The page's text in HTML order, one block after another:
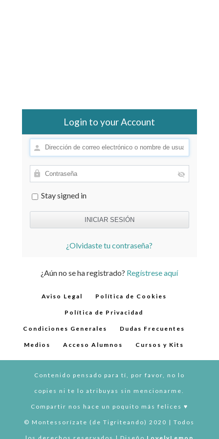
Login to your Account
Stay signed in
¿Olvidaste tu contraseña?
¿Aún no se ha registrado? Regístrese aquí
Aviso Legal Política de Cookies
Política de Privacidad
Condiciones Generales Dudas Frecuentes
Medios Acceso Alumnos Cursos y Kits
Contenido pensado para tí, por favor, no lo
copies ni te lo atribuyas sin mencionarme.
Compartir nos hace un poquito más felices ♥︎
© Montessorízate (de Tigriteando) 2020 | Todos